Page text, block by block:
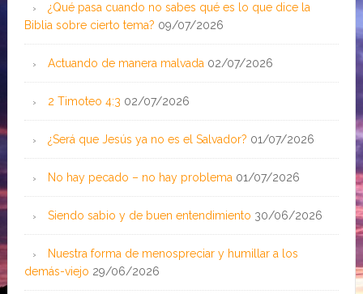
¿Qué pasa cuando no sabes qué es lo que dice la
Biblia sobre cierto tema? 09/07/2026
Actuando de manera malvada 02/07/2026
2 Timoteo 4:3 02/07/2026
¿Será que Jesús ya no es el Salvador? 01/07/2026
No hay pecado – no hay problema 01/07/2026
Siendo sabio y de buen entendimiento 30/06/2026
Nuestra forma de menospreciar y humillar a los
demás-viejo 29/06/2026